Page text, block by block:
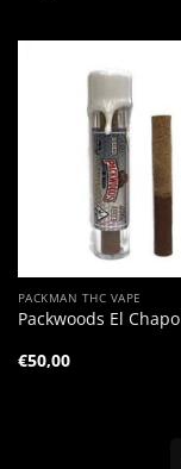
PACKMAN THC VAPE
Packwoods El Chapo
€50,00